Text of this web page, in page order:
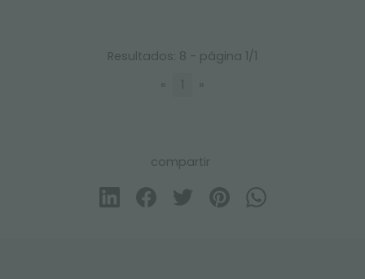
Resultados: 8 - página 1/1
«
1 »
compartir